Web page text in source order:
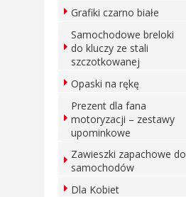
Grafiki czarno białe
Samochodowe breloki
do kluczy ze stali
szczotkowanej
Opaski na rękę
Prezent dla fana
motoryzacji – zestawy
upominkowe
Zawieszki zapachowe do
samochodów
Dla Kobiet